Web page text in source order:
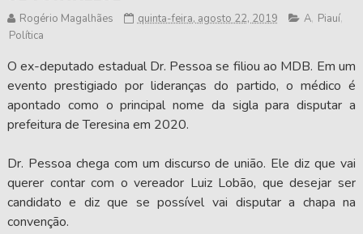
Rogério Magalhães quinta-feira, agosto 22, 2019 A, Piauí,
Política
O ex-deputado estadual Dr. Pessoa se filiou ao MDB. Em um
evento prestigiado por lideranças do partido, o médico é
apontado como o principal nome da sigla para disputar a
prefeitura de Teresina em 2020.
Dr. Pessoa chega com um discurso de união. Ele diz que vai
querer contar com o vereador Luiz Lobão, que desejar ser
candidato e diz que se possível vai disputar a chapa na
convenção.